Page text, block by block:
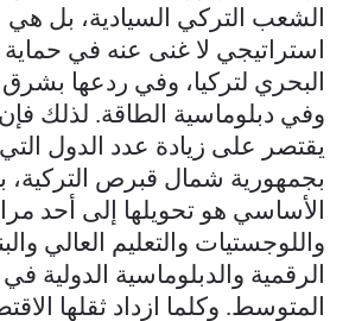
الشعب التركي السيادية، بل
استراتيجي لا غنى عنه في
البحري لتركيا، وفي ردعها
وفي دبلوماسية الطاقة. لذلك
يقتصر على زيادة عدد الدول
بجمهورية شمال قبرص التركية،
الأساسي هو تحويلها إلى أحد
واللوجستيات والتعليم العالي
الرقمية والدبلوماسية الدولية
المتوسط. وكلما ازداد ثقلها